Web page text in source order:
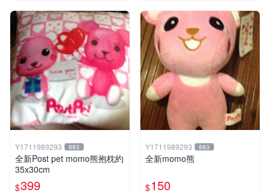
Y1711989293 883
全新Post pet momo熊抱枕約
35x30cm
$399
Y1711989293 883
全新momo熊
$150